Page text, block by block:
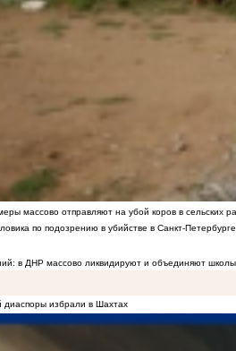
массово отправляют на убой коров в сельских
по подозрению в убийстве в Санкт-Петербурге
в ДНР массово ликвидируют и объединяют
диаспоры избрали в Шахтах